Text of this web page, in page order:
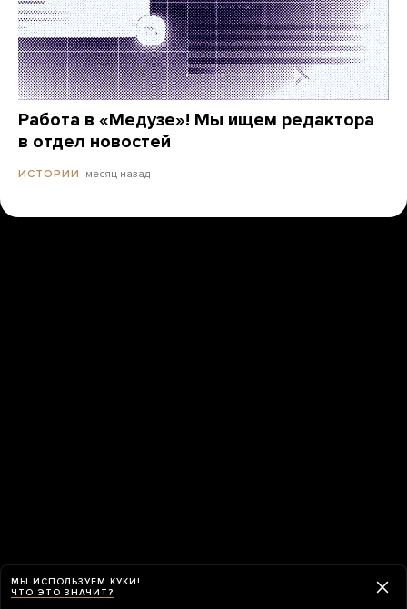
Работа в «Медузе»! Мы ищем редактора
в отдел новостей
ИСТОРИИ месяц назад
МЫ ИСПОЛЬЗУЕМ КУКИ!
ЧТО ЭТО ЗНАЧИТ?